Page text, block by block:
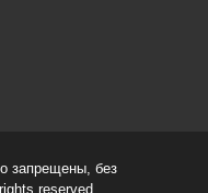
запрещены, без
reserved.